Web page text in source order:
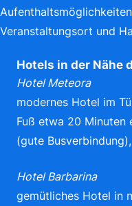
Veranstaltungsort und
Hotels in der Nähe
Hotel Meteora
modernes Hotel im
Fuß etwa 20
(gute
Hotel Barbarina
gemütliches Hotel in